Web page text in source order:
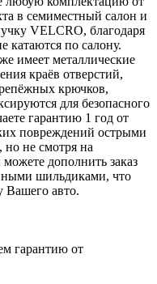
в семиместный салон и
VELCRO, благодаря
катаются по салону.
имеет металлические
краёв отверстий,
крючков,
для безопасного
гарантию 1 год от
повреждений острыми
не смотря на
дополнить заказ
шильдиками, что
Вашего авто.
гарантию от